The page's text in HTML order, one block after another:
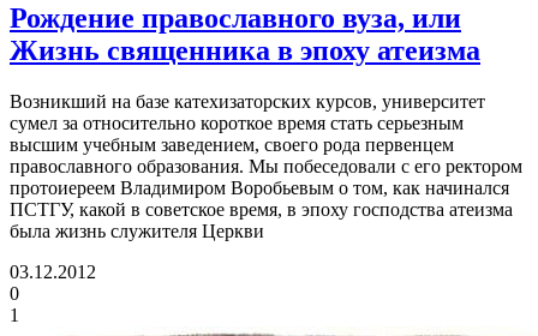
Рождение православного вуза, или
Жизнь священника в эпоху атеизма
Возникший на базе катехизаторских курсов, университет
сумел за относительно короткое время стать серьезным
высшим учебным заведением, своего рода первенцем
православного образования. Мы побеседовали с его ректором
протоиереем Владимиром Воробьевым о том, как начинался
ПСТГУ, какой в советское время, в эпоху господства атеизма
была жизнь служителя Церкви
03.12.2012
0
1